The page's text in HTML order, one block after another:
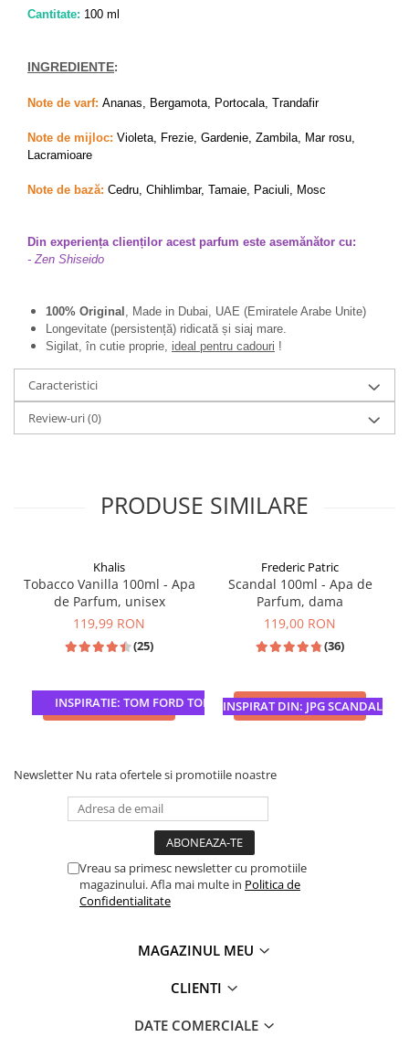
Recenzii clienti
Cantitate: 100 ml
INGREDIENTE:
Note de varf: Ananas, Bergamota, Portocala, Trandafir
Note de mijloc: Violeta, Frezie, Gardenie, Zambila, Mar rosu,
Lacramioare
Note de bază: Cedru, Chihlimbar, Tamaie, Paciuli, Mosc
Din experiența clienților acest parfum este asemănător cu:
- Zen Shiseido
100% Original , Made in Dubai, UAE (Emiratele Arabe Unite)
Longevitate (persistență) ridicată și siaj mare.
Sigilat, în cutie proprie, ideal pentru cadouri !
Caracteristici
Review-uri(0)
PRODUSE SIMILARE
INSPIRATIE: TOM FORD TOBACCO VANILLE
Khalis
Tobacco Vanilla 100ml - Apa
de Parfum, unisex
119,99 RON
(25)
ADAUGA IN COS INSPIRAT DIN: JPG SCANDAL
Frederic Patric
Scandal 100ml - Apa de
Parfum, dama
119,00 RON
(36)
ADAUGA IN COS
Newsletter Nu rata ofertele si promotiile noastre
Vreau sa primesc newsletter cu promotiile
magazinului. Afla mai multe in Politica de
Confidentialitate
MAGAZINUL MEU
CLIENTI
DATE COMERCIALE